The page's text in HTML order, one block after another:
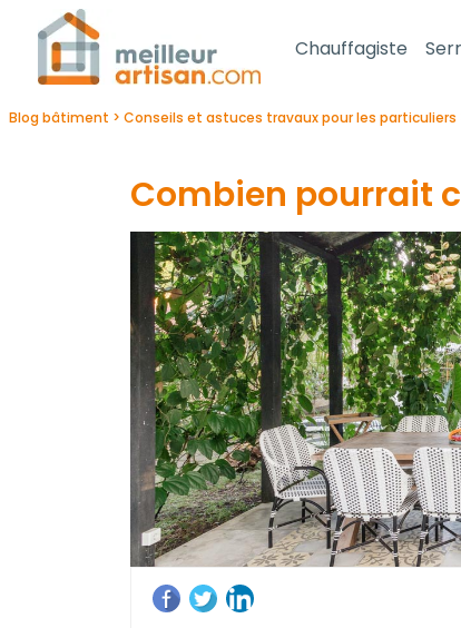
Chauffagiste
Blog bâtiment Conseils et astuces travaux pour les particuliers
Combien pourrait